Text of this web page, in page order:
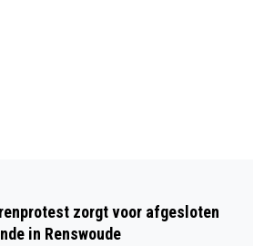
FEBRUARI OPENING
JUMBO GROENENDIJK
IN BARNEVELD
MET DRIE
IN BARNEVELD
zorgt voor afgesloten
in Renswoude